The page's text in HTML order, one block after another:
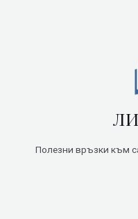
Полезни връзки към